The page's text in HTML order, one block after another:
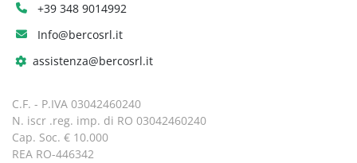
+39 348 9014992
Info@bercosrl.it
assistenza@bercosrl.it
C.F. - P.IVA 03042460240
N. iscr .reg. imp. di RO 03042460240
Cap. Soc. € 10.000
REA RO-446342